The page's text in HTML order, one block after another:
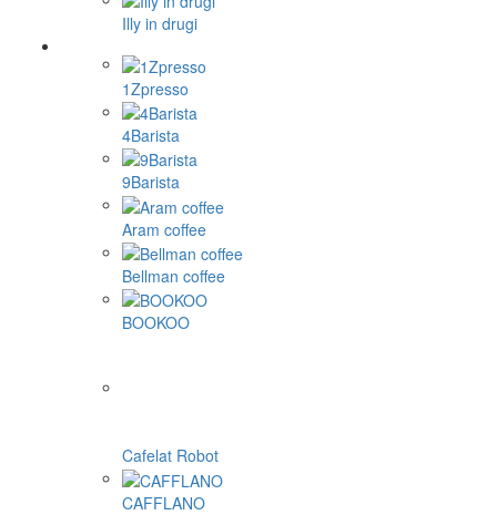
Illy in drugi
1Zpresso
4Barista
9Barista
Aram coffee
Bellman coffee
BOOKOO
Cafelat Robot
CAFFLANO